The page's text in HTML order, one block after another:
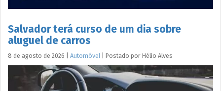
Salvador terá curso de um dia sobre
aluguel de carros
8 de agosto de 2026 Automóvel Postado por Hélio Alves